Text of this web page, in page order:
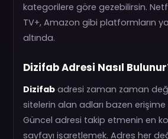
kategorilere göre gezebilirsin.
TV+, Amazon gibi platformların
altında.
Dizifab Adresi Nasıl
Dizifab adresi zaman zaman
sitelerin alan adları bazen
Güncel adresi takip etmenin en
sayfayı işaretlemek. Adres her